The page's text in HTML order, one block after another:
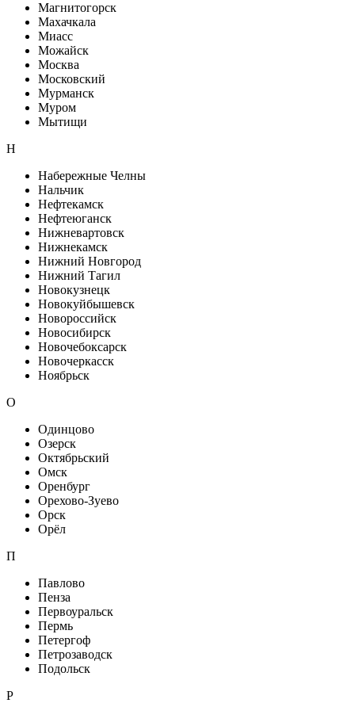
Магнитогорск
Махачкала
Миасс
Можайск
Москва
Московский
Мурманск
Муром
Мытищи
Н
Набережные Челны
Нальчик
Нефтекамск
Нефтеюганск
Нижневартовск
Нижнекамск
Нижний Новгород
Нижний Тагил
Новокузнецк
Новокуйбышевск
Новороссийск
Новосибирск
Новочебоксарск
Новочеркасск
Ноябрьск
О
Одинцово
Озерск
Октябрьский
Омск
Оренбург
Орехово-Зуево
Орск
Орёл
П
Павлово
Пенза
Первоуральск
Пермь
Петергоф
Петрозаводск
Подольск
Р